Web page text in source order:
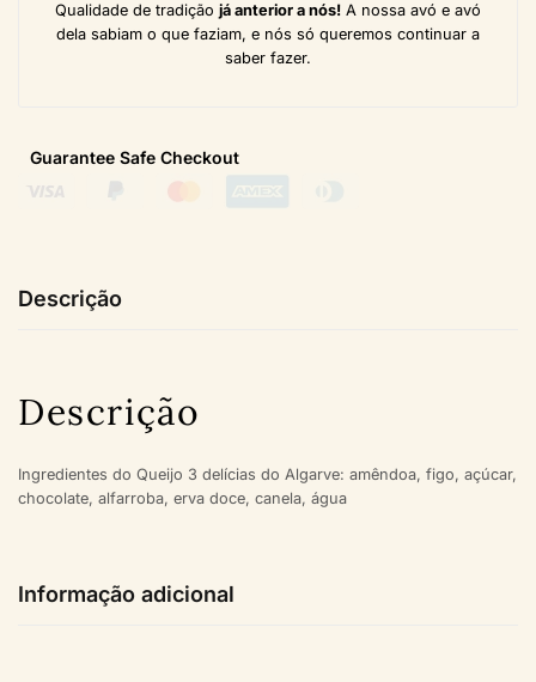
Qualidade de tradição já anterior a nós! A nossa avó e avó
dela sabiam o que faziam, e nós só queremos continuar a
saber fazer.
Guarantee Safe Checkout
Descrição
Descrição
Ingredientes do Queijo 3 delícias do Algarve: amêndoa, figo, açúcar,
chocolate, alfarroba, erva doce, canela, água
Informação adicional